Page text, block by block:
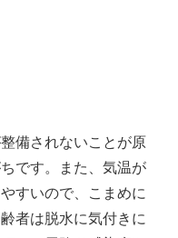
備されないことが原
です。また、気温が
すいので、こまめに
者は脱水に気付きに